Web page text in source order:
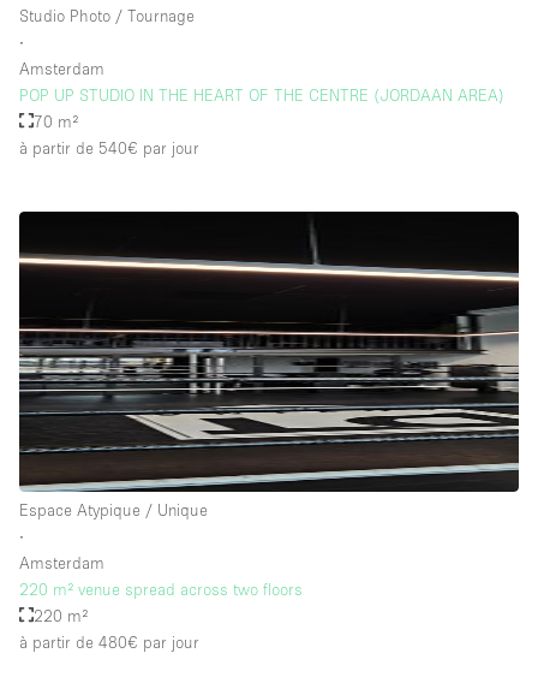
Studio Photo / Tournage
∙
Amsterdam
POP UP STUDIO IN THE HEART OF THE CENTRE (JORDAAN AREA)
70 m²
à partir de 540€ par jour
Espace Atypique / Unique
∙
Amsterdam
220 m² venue spread across two floors
220 m²
à partir de 480€ par jour